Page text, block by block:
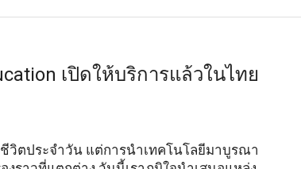
เปิดให้บริการแล้วในไทย
วิตประจำวัน แต่การนำเทคโนโลยีมาบูรณา